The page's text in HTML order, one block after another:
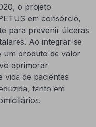
o projeto
em consórcio,
para prevenir úlceras
Ao integrar-se
um produto de valor
aprimorar
vida de pacientes
tanto em